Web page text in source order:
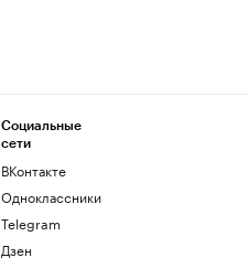
Социальные
сети
ВКонтакте
Одноклассники
Telegram
Дзен